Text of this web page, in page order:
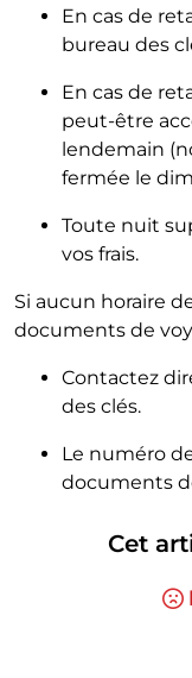
En cas de
bureau des
En cas de
peut-être
lendemain
fermée le
Toute nuit
vos frais.
Si aucun horaire
documents de
Contactez
des clés.
Le numéro
documents
Cet